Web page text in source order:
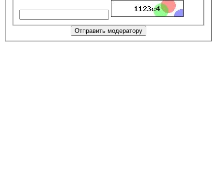
Отправить модератору